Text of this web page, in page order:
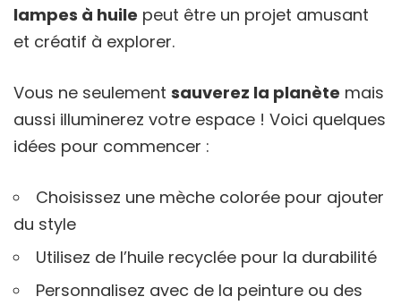
lampes à huile peut être un projet amusant
et créatif à explorer.
Vous ne seulement sauverez la planète mais
aussi illuminerez votre espace ! Voici quelques
idées pour commencer :
Choisissez une mèche colorée pour ajouter
du style
Utilisez de l’huile recyclée pour la durabilité
Personnalisez avec de la peinture ou des